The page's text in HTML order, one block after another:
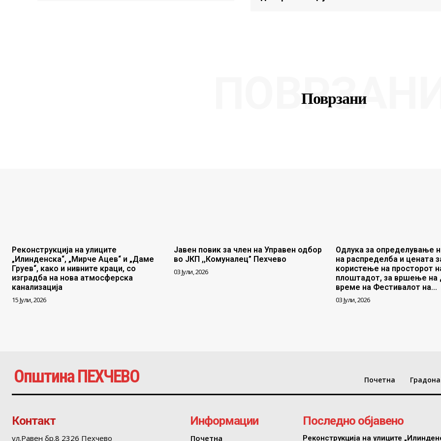
Поврзани
Реконструкција на улиците
„Илинденска“, „Мирче Ацев“ и „Даме
Груев“, како и нивните краци, со
изградба на нова атмосферска
канализација
15 Јули, 2026
Јавен повик за член на Управен одбор
во ЈКП ,,Комуналец” Пехчево
03 Јули, 2026
Одлука за определување
на распределба и цената
користење на просторот
плоштадот, за вршење на
време на Фестивалот на...
03 Јули, 2026
Општина ПЕХЧЕВО Почетна
Контакт
ул.Равен бр.8 2326 Пехчево
Информации
Почетна
Последно објавено
Реконструкција на улиците